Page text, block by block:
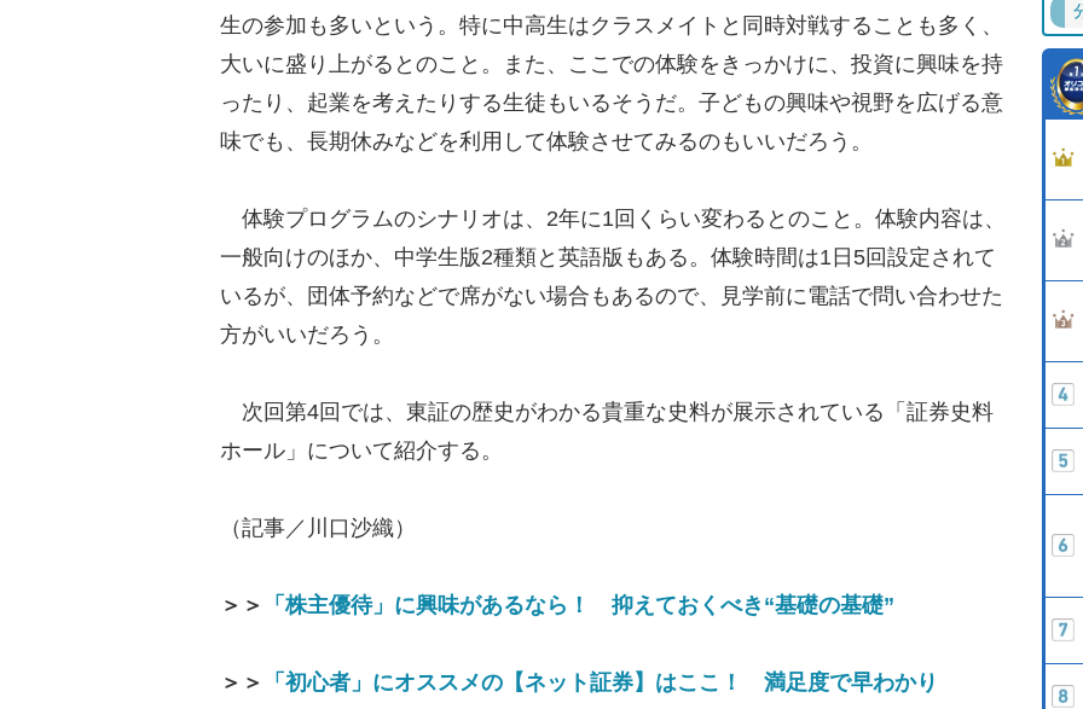
生の参加も多いという。特に中高生はクラスメイトと同時対戦することも多く、
大いに盛り上がるとのこと。また、ここでの体験をきっかけに、投資に興味を持
ったり、起業を考えたりする生徒もいるそうだ。子どもの興味や視野を広げる意
味でも、長期休みなどを利用して体験させてみるのもいいだろう。
体験プログラムのシナリオは、2年に1回くらい変わるとのこと。体験内容は、
一般向けのほか、中学生版2種類と英語版もある。体験時間は1日5回設定されて
いるが、団体予約などで席がない場合もあるので、見学前に電話で問い合わせた
方がいいだろう。
次回第4回では、東証の歴史がわかる貴重な史料が展示されている「証券史料
ホール」について紹介する。
（記事／川口沙織）
＞＞ 「株主優待」に興味があるなら！ 抑えておくべき“基礎の基礎”
＞＞ 「初心者」にオススメの【ネット証券】はここ！ 満足度で早わかり